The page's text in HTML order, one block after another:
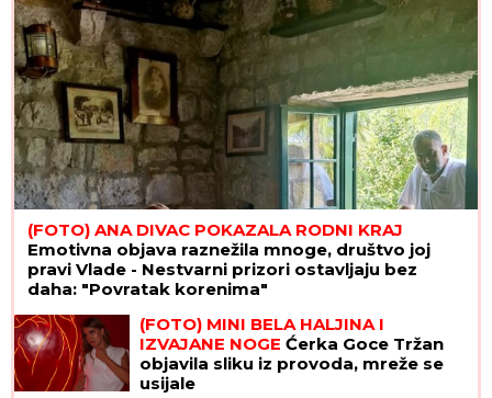
(FOTO) ANA DIVAC POKAZALA RODNI KRAJ
Emotivna objava raznežila mnoge, društvo joj
pravi Vlade - Nestvarni prizori ostavljaju bez
daha: "Povratak korenima"
(FOTO) MINI BELA HALJINA I
IZVAJANE NOGE Ćerka Goce Tržan
objavila sliku iz provoda, mreže se
usijale